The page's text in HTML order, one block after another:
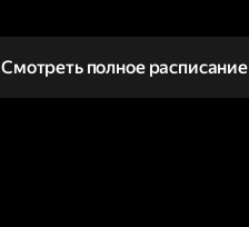
Смотреть полное расписание